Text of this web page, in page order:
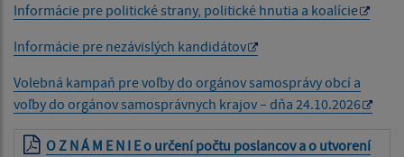
Informácie pre politické strany, politické hnutia a koalície
Informácie pre nezávislých kandidátov
Volebná kampaň pre voľby do orgánov samosprávy obcí a
voľby do orgánov samosprávnych krajov – dňa 24.10.2026
O Z N Á M E N I E o určení počtu poslancov a o utvorení